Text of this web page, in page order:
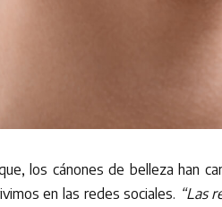
los cánones de belleza han
en las redes sociales. “Las